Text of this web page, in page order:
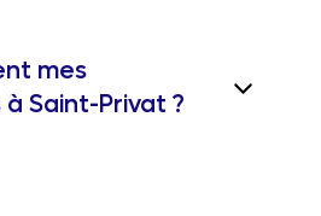
mes
Saint-Privat ?